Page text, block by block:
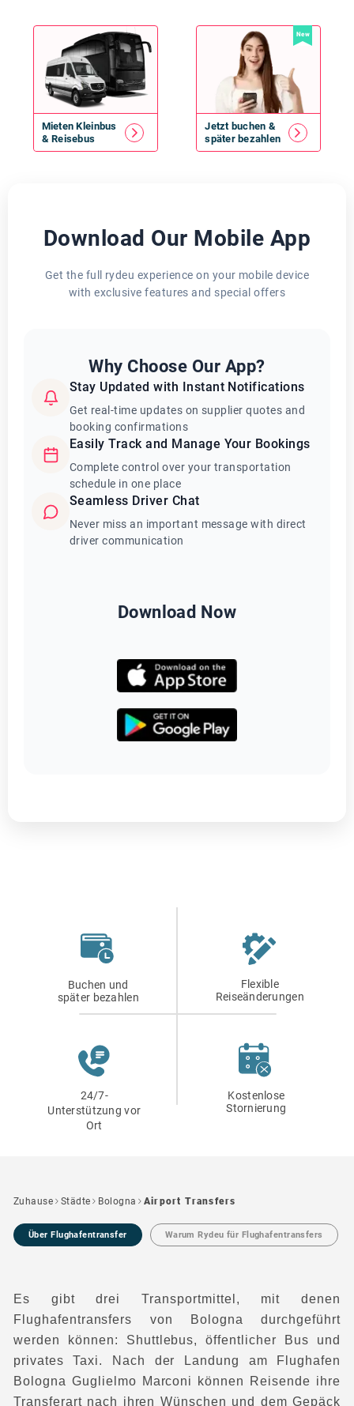
Mieten Kleinbus
& Reisebus
New
Jetzt buchen &
später bezahlen
Download Our Mobile App
Get the full rydeu experience on your mobile device
with exclusive features and special offers
Why Choose Our App?
Stay Updated with Instant Notifications
Get real-time updates on supplier quotes and
booking confirmations
Easily Track and Manage Your Bookings
Complete control over your transportation
schedule in one place
Seamless Driver Chat
Never miss an important message with direct
driver communication
Download Now
Buchen und
später bezahlen
Flexible
Reiseänderungen
Kostenlose
Stornierung
24/7-
Unterstützung vor
Ort
Zuhause Städte Bologna Airport Transfers
Über Flughafentransfer Warum Rydeu für Flughafentransfers
Es gibt drei Transportmittel, mit denen
Flughafentransfers von Bologna durchgeführt
werden können: Shuttlebus, öffentlicher Bus und
privates Taxi. Nach der Landung am Flughafen
Bologna Guglielmo Marconi können Reisende ihre
Transferart nach ihren Wünschen und dem Gepäck